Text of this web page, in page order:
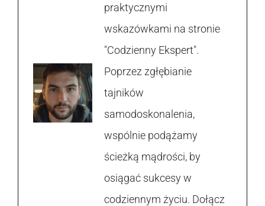
praktycznymi
wskazówkami na stronie
"Codzienny Ekspert".
Poprzez zgłębianie
tajników
samodoskonalenia,
wspólnie podążamy
ścieżką mądrości, by
osiągać sukcesy w
codziennym życiu. Dołącz